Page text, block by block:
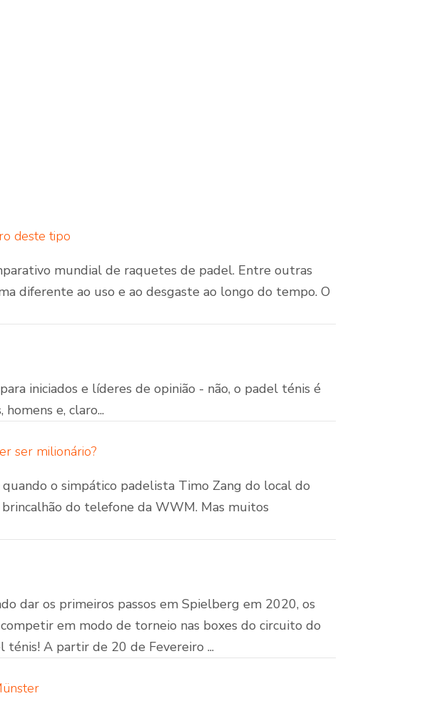
deste tipo
mundial de raquetes de padel. Entre outras
diferente ao uso e ao desgaste ao longo do tempo. O
iniciados e líderes de opinião - não, o padel ténis é
e, claro...
ser milionário?
o simpático padelista Timo Zang do local do
do telefone da WWM. Mas muitos
dar os primeiros passos em Spielberg em 2020, os
em modo de torneio nas boxes do circuito do
A partir de 20 de Fevereiro ...